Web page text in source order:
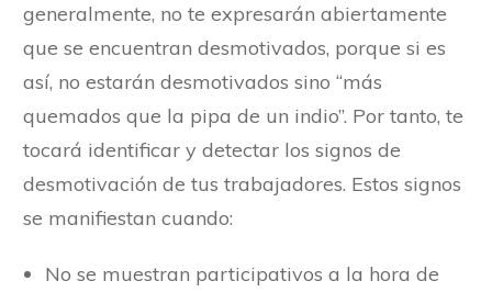
generalmente, no te expresarán abiertamente
que se encuentran desmotivados, porque si es
así, no estarán desmotivados sino “más
quemados que la pipa de un indio”. Por tanto, te
tocará identificar y detectar los signos de
desmotivación de tus trabajadores. Estos signos
se manifiestan cuando:
No se muestran participativos a la hora de